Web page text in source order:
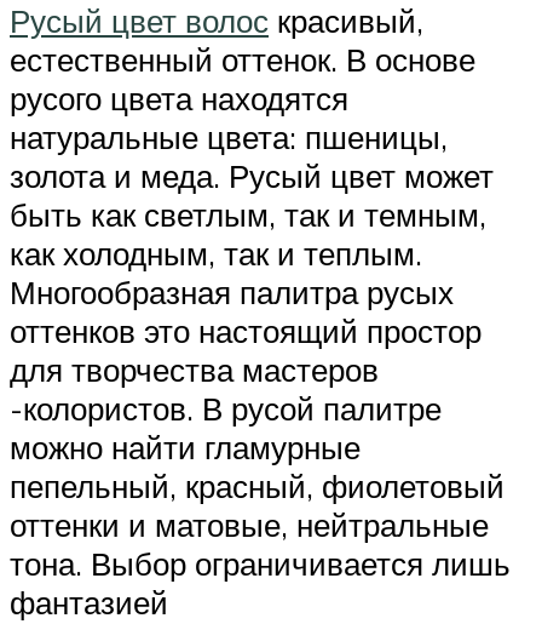
Русый цвет волос красивый,
естественный оттенок. В основе
русого цвета находятся
натуральные цвета: пшеницы,
золота и меда. Русый цвет может
быть как светлым, так и темным,
как холодным, так и теплым.
Многообразная палитра русых
оттенков это настоящий простор
для творчества мастеров
-колористов. В русой палитре
можно найти гламурные
пепельный, красный, фиолетовый
оттенки и матовые, нейтральные
тона. Выбор ограничивается лишь
фантазией